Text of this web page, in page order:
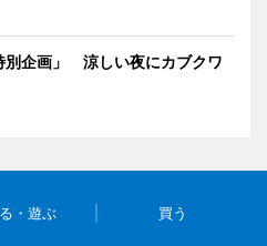
別企画」 涼しい夜にカブクワ
・遊ぶ 買う